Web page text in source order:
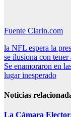
Fuente Clarin.com
Navegación
de
entradas
la NFL espera la
se ilusiona con
Se enamoraron en
lugar inesperado
Noticias
La Cámara